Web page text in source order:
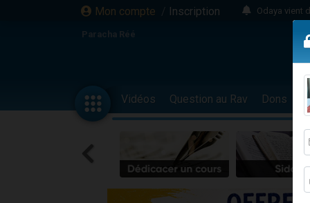
Mon compte / Inscription
Odaya vient
3
2
13
12
30
Il reste
3 personnes
2 personnes
Paracha Réé
Vidéos Question au Rav Dons